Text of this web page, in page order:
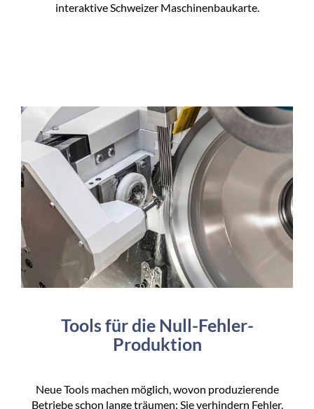
interaktive Schweizer Maschinenbaukarte.
Tools für die Null-Fehler-
Produktion
Neue Tools machen möglich, wovon produzierende
Betriebe schon lange träumen: Sie verhindern Fehler.